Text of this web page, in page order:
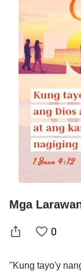
Mga
0
"Kung tayo'y